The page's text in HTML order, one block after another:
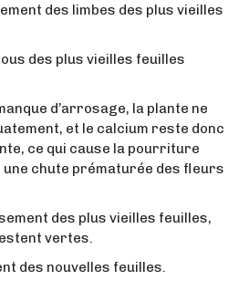
des limbes des plus vieilles
des plus vieilles feuilles
d’arrosage, la plante ne
et le calcium reste donc
ce qui cause la pourriture
chute prématurée des fleurs
des plus vieilles feuilles,
vertes.
des nouvelles feuilles.